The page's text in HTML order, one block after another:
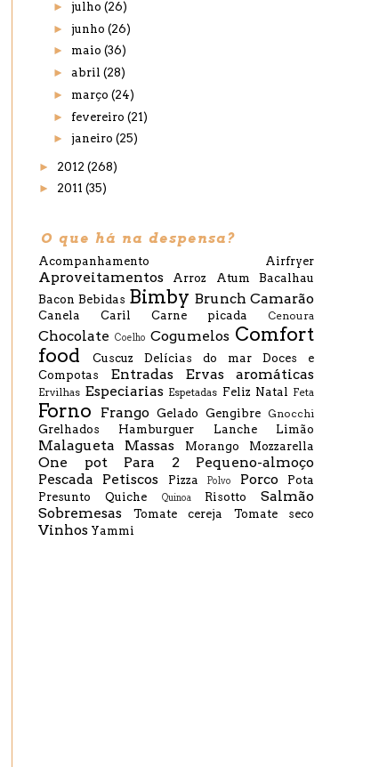
► julho (26)
► junho (26)
► maio (36)
► abril (28)
► março (24)
► fevereiro (21)
► janeiro (25)
► 2012 (268)
► 2011 (35)
O que há na despensa?
Acompanhamento Airfryer
Aproveitamentos Arroz Atum
Bacalhau
Bacon Bebidas Bimby Brunch Camarão
Canela Caril Carne picada Cenoura
Chocolate Coelho Cogumelos Comfort
food
Cuscuz Delícias do mar
Doces e
Compotas
Entradas Ervas aromáticas
Ervilhas Especiarias Espetadas Feliz Natal Feta
Forno Frango Gelado Gengibre Gnocchi
Grelhados Hamburguer Lanche Limão
Malagueta Massas Morango Mozzarella
One pot Para 2
Pequeno-almoço
Pescada
Petiscos Pizza Polvo Porco
Pota
Presunto
Quiche Quinoa Risotto
Salmão
Sobremesas
Tomate cereja Tomate seco
Vinhos Yammi